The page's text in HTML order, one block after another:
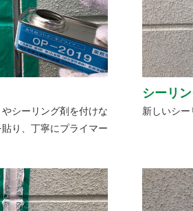
シーリング剤を付けな
り、丁寧にプライマー
シーリ
新しいシ